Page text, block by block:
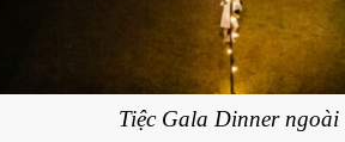
Tiệc Gala Dinner